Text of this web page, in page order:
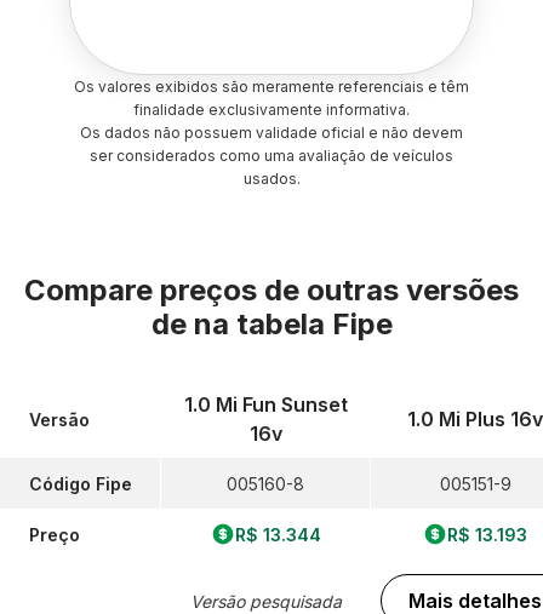
Os valores exibidos são meramente referenciais e têm
finalidade exclusivamente informativa.
Os dados não possuem validade oficial e não devem
ser considerados como uma avaliação de veículos
usados.
Compare preços de outras versões
de na tabela Fipe
Versão
Código Fipe
Preço
1.0 Mi Fun Sunset
16v
005160-8
R$ 13.344
Versão pesquisada
1.0 Mi Plus 16v
005151-9
R$ 13.193
Mais detalhes